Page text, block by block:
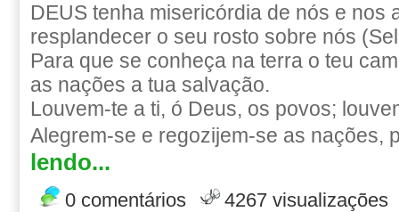
DEUS tenha misericórdia de nós e nos
resplandecer o seu rosto sobre nós
Para que se conheça na terra o teu
as nações a tua salvação.
Louvem-te a ti, ó Deus, os povos;
Alegrem-se e regozijem-se as nações,
lendo...
0 comentários 4267 visualizações